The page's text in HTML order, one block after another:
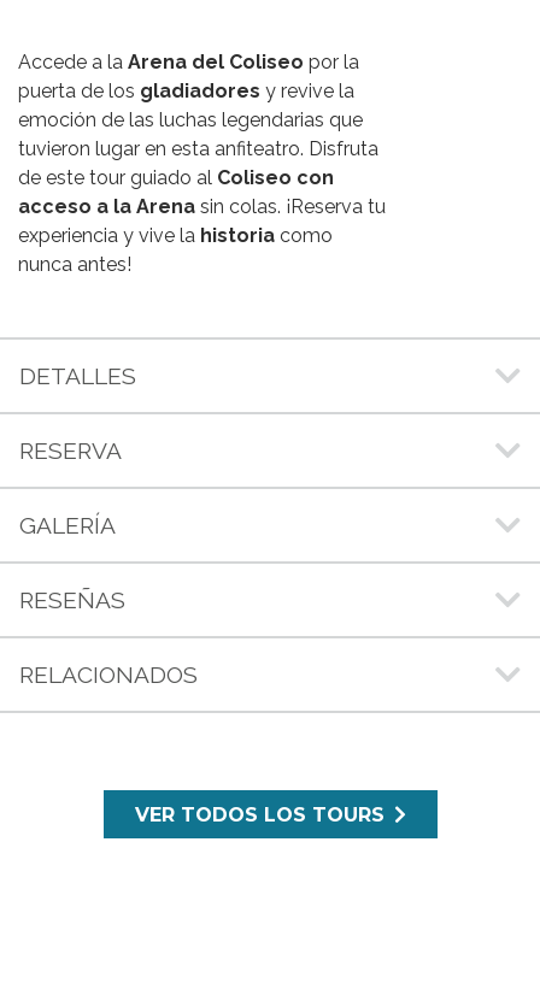
Accede a la Arena del Coliseo por la
puerta de los gladiadores y revive la
emoción de las luchas legendarias que
tuvieron lugar en esta anfiteatro. Disfruta
de este tour guiado al Coliseo con
acceso a la Arena sin colas. ¡Reserva tu
experiencia y vive la historia como
nunca antes!
DETALLES
RESERVA
GALERÍA
RESEÑAS
RELACIONADOS
VER TODOS LOS TOURS